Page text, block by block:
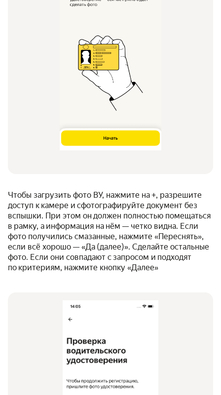
Чтобы загрузить фото ВУ, нажмите на +, разрешите
доступ к камере и сфотографируйте документ без
вспышки. При этом он должен полностью помещаться
в рамку, а информация на нём — четко видна. Если
фото получились смазанные, нажмите «Переснять»,
если всё хорошо — «Да (далее)». Сделайте остальные
фото. Если они совпадают с запросом и подходят
по критериям, нажмите кнопку «Далее»